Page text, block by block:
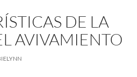
DE LA
AVIVAMIENTO